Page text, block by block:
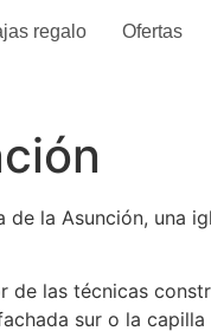
regalo Ofertas
la Asunción, una
de las técnicas
sur o la